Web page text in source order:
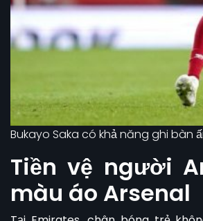
Bukayo Saka có khả năng ghi bàn
Tiền vệ người
màu áo Arsenal